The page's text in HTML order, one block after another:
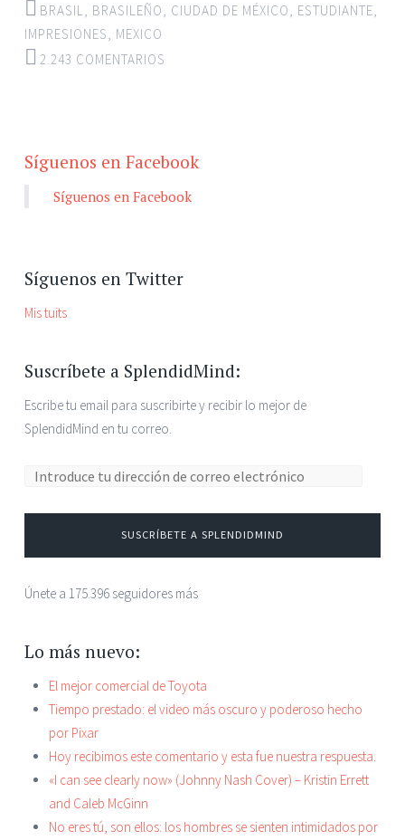
BRASIL
BRASILEÑO CIUDAD DE MÉXICO ESTUDIANTE
IMPRESIONES
MEXICO
2.243 COMENTARIOS
Síguenos en Facebook
Síguenos en Facebook
Síguenos en Twitter
Mis tuits
Suscríbete a SplendidMind:
Escribe tu email para suscribirte y recibir lo mejor de
SplendidMind en tu correo.
Dirección de correo electrónico:
SUSCRÍBETE A SPLENDIDMIND
Únete a 175.396 seguidores más
Lo más nuevo:
El mejor comercial de Toyota
Tiempo prestado: el video más oscuro y poderoso hecho
por Pixar
Hoy recibimos este comentario y esta fue nuestra respuesta.
«I can see clearly now» (Johnny Nash Cover) – Kristin Errett
and Caleb McGinn
No eres tú, son ellos: los hombres se sienten intimidados por